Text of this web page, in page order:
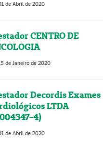
de Abril de 2020
CENTRO DE
de Janeiro de 2020
Decordis Exames
LTDA
4)
de Abril de 2020